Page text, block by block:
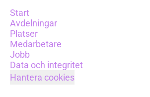
Start
Avdelningar
Platser
Medarbetare
Jobb
Data och integritet
Hantera cookies